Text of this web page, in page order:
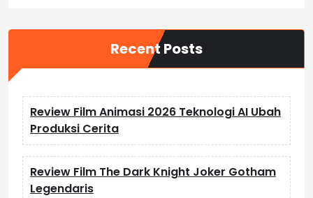
Recent Posts
Review Film Animasi 2026 Teknologi AI Ubah
Produksi Cerita
Review Film The Dark Knight Joker Gotham
Legendaris